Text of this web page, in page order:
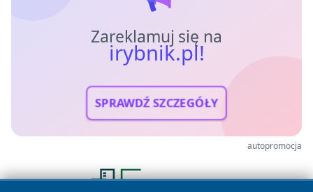
Zareklamuj się na
irybnik.pl!
SPRAWDŹ SZCZEGÓŁY
autopromocja